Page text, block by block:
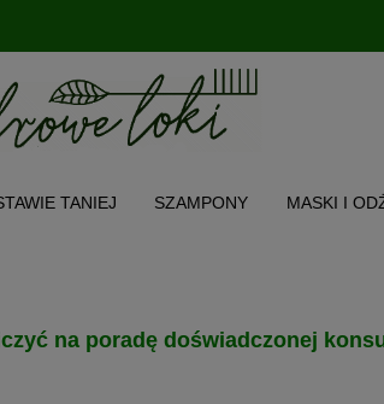
TANIEJ SZAMPONY MASKI I
na poradę doświadczonej